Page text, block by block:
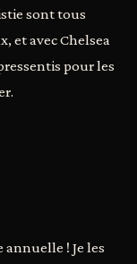
sont tous
et avec Chelsea
pour les
! Je les